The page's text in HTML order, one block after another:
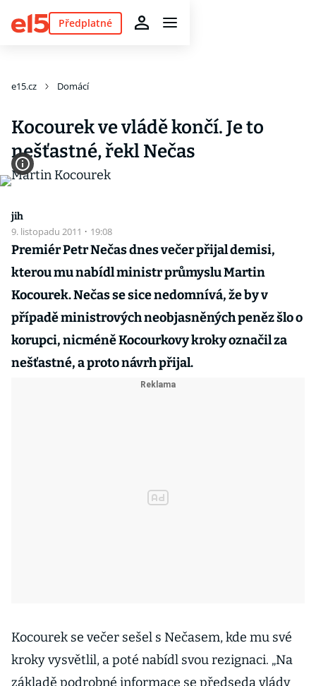
Předplatné
e15.cz Domácí
Kocourek ve vládě končí. Je to
nešťastné, řekl Nečas
jih
9. listopadu 2011 · 19:08
Premiér Petr Nečas dnes večer přijal demisi,
kterou mu nabídl ministr průmyslu Martin
Kocourek. Nečas se sice nedomnívá, že by v
případě ministrových neobjasněných peněz šlo o
korupci, nicméně Kocourkovy kroky označil za
nešťastné, a proto návrh přijal.
Kocourek se večer sešel s Nečasem, kde mu své
kroky vysvětlil, a poté nabídl svou rezignaci. „Na
základě podrobné informace se předseda vlády